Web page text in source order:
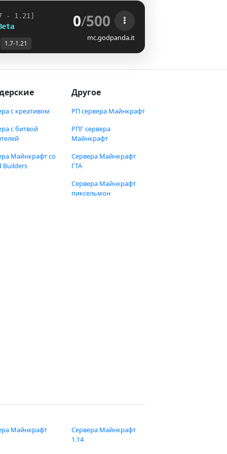
- 1.21]
0/500
mc.godpanda.it
1.7-1.21
с креативом
с битвой
Майнкрафт со
Builders
Другое
РП сервера Майнкрафт
РПГ сервера
Майнкрафт
Сервера Майнкрафт
ГТА
Сервера Майнкрафт
пиксельмон
Майнкрафт
Сервера Майнкрафт
1.14